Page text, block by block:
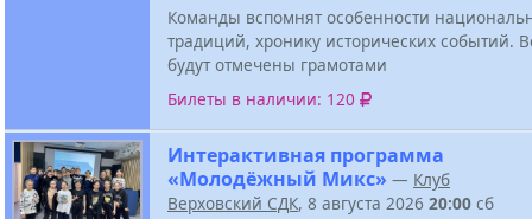
Команды вспомнят особенности
традиций, хронику исторических событий.
будут отмечены грамотами
Билеты в наличии: 120
Интерактивная программа
«Молодёжный Микс» — Клуб
Верховский СДК, 8 августа 2026 20:00 сб